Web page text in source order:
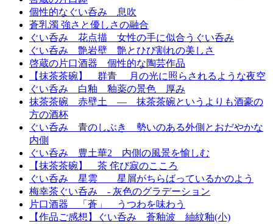
個性的なぐい呑み 息吹
蒼乳濁 強さと優しさの融合
ぐい呑み 花点描 女性の手に似合うぐい呑み
ぐい呑み 艶岩壁 艶とひび割れの美しさ
啓蔵の片口酒器 個性的な陶芸作品
【抹茶茶碗】 群青 月の光に照らされるような夜空
ぐい呑み 白釉 釉薬の景色 厚み
抹茶茶碗 赤壁土 — 抹茶茶碗というよりも酒豪の
方の酒杯
ぐい呑み 青のしぶき 勢いのある外側とおだやかな
内側
ぐい呑み 豊土華2 内側の風景を愉しむ
【抹茶茶碗】 茶 侘び寂のこころ
ぐい呑み 星雲 星屑がちらばっているかのよう
梅幸茶ぐい呑み - 灰色のグラデーション
片口酒器 「蒼」 うつわを味わう
【作品ご感想】ぐい呑み 蒼釉波 紬紋釉(小)